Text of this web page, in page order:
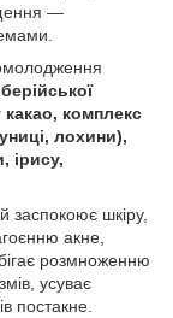
—
какао, комплекс
лохини),
ірису,
заспокоює шкіру,
акне,
розмноженню
усуває
постакне.